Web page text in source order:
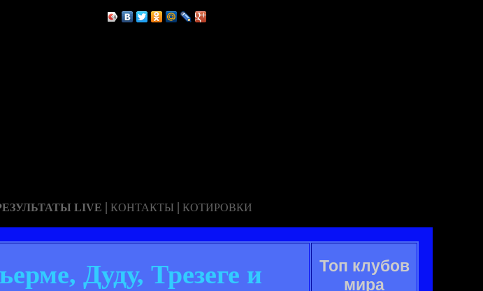
LIVE | КОНТАКТЫ | КОТИРОВКИ
Дуду, Трезеге и
Топ клубов
мира